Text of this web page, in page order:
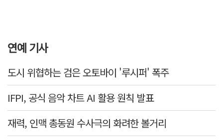
연예 기사
도시 위협하는 검은 오토바이 '루시퍼' 폭주
IFPI, 공식 음악 차트 AI 활용 원칙 발표
재력, 인맥 총동원 수사극의 화려한 볼거리